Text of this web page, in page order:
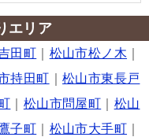
エリア
田町 松山市松ノ木
持田町 ｜松山市東長戸
松山市問屋町
松山
子町 松山市大手町